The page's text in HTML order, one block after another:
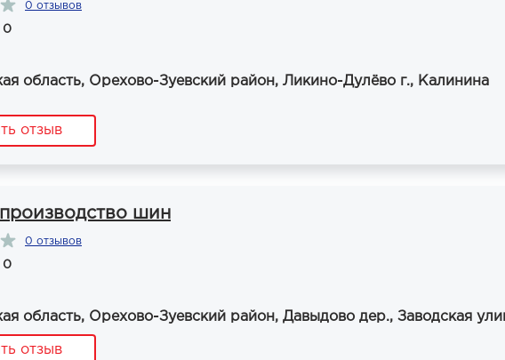
0 отзывов
0
область, Орехово-Зуевский район, Ликино-Дулёво г., Калинина
отзыв
шин
0 отзывов
0
область, Орехово-Зуевский район, Давыдово дер., Заводская
отзыв